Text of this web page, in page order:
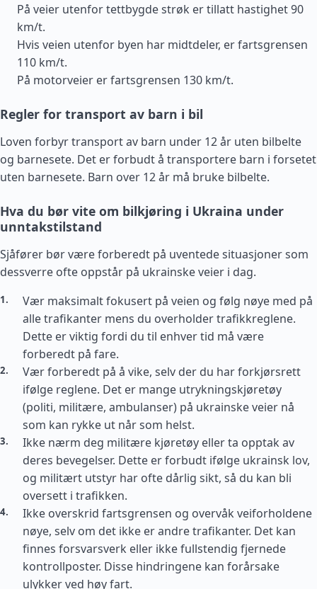
På veier utenfor tettbygde strøk er tillatt hastighet 90
km/t.
Hvis veien utenfor byen har midtdeler, er fartsgrensen
110 km/t.
På motorveier er fartsgrensen 130 km/t.
Regler for transport av barn i bil
Loven forbyr transport av barn under 12 år uten bilbelte
og barnesete. Det er forbudt å transportere barn i forsetet
uten barnesete. Barn over 12 år må bruke bilbelte.
Hva du bør vite om bilkjøring i Ukraina under
unntakstilstand
Sjåfører bør være forberedt på uventede situasjoner som
dessverre ofte oppstår på ukrainske veier i dag.
Vær maksimalt fokusert på veien og følg nøye med på
alle trafikanter mens du overholder trafikkreglene.
Dette er viktig fordi du til enhver tid må være
forberedt på fare.
Vær forberedt på å vike, selv der du har forkjørsrett
ifølge reglene. Det er mange utrykningskjøretøy
(politi, militære, ambulanser) på ukrainske veier nå
som kan rykke ut når som helst.
Ikke nærm deg militære kjøretøy eller ta opptak av
deres bevegelser. Dette er forbudt ifølge ukrainsk lov,
og militært utstyr har ofte dårlig sikt, så du kan bli
oversett i trafikken.
Ikke overskrid fartsgrensen og overvåk veiforholdene
nøye, selv om det ikke er andre trafikanter. Det kan
finnes forsvarsverk eller ikke fullstendig fjernede
kontrollposter. Disse hindringene kan forårsake
ulykker ved høy fart.